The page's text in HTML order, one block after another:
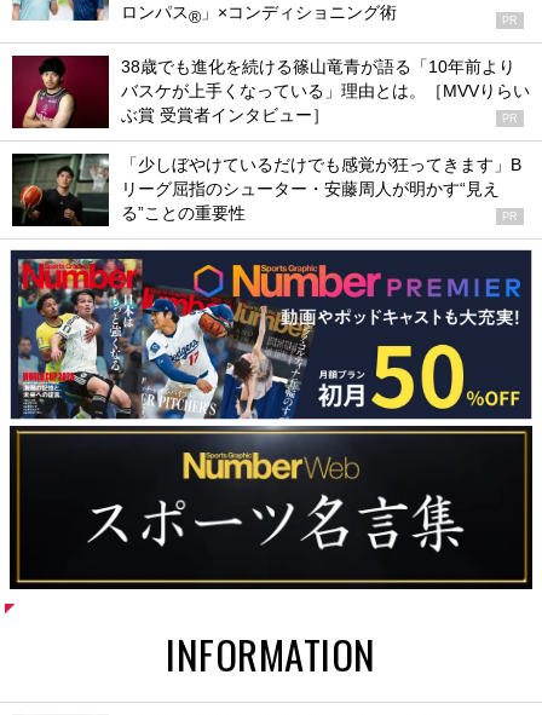
ロンパス® 」×コンディショニング術 PR
38歳でも進化を続ける篠山竜青が語る「10年前より
バスケが上手くなっている」理由とは。［MVVりらい
ぶ賞 受賞者インタビュー］
PR
「少しぼやけているだけでも感覚が狂ってきます」B
リーグ屈指のシューター・安藤周人が明かす“見え
る”ことの重要性
PR
INFORMATION